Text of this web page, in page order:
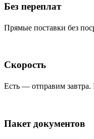
Без переплат
Прямые поставки без
Скорость
Есть — отправим
Пакет документов